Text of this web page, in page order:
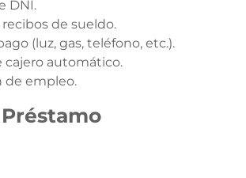
DNI.
de sueldo.
(luz, gas, teléfono, etc.).
cajero automático.
de empleo.